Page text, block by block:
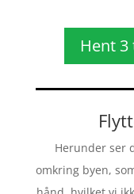
Hent
Herunder ser
omkring byen,